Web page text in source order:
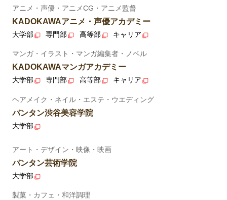
アニメ・声優・アニメCG・アニメ監督
KADOKAWAアニメ・声優アカデミー
大学部 専門部 高等部 キャリア
マンガ・イラスト・マンガ編集者・ノベル
KADOKAWAマンガアカデミー
大学部 専門部 高等部 キャリア
ヘアメイク・ネイル・エステ・ウエディング
バンタン渋谷美容学院
大学部
アート・デザイン・映像・映画
バンタン芸術学院
大学部
製菓・カフェ・和洋調理